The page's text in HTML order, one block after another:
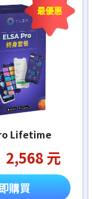
最優惠
Lifetime
2,568 元
購買